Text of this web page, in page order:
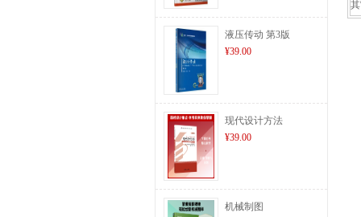
液压传动 第3版
¥39.00
现代设计方法
¥39.00
机械制图